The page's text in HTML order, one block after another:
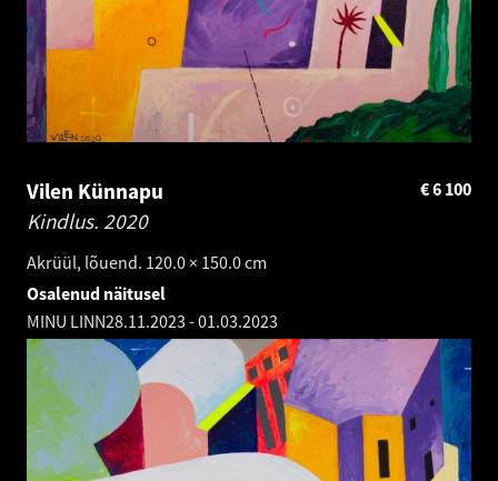
Vilen Künnapu
Kindlus. 2020
Akrüül, lõuend. 120.0 × 150.0 cm
6 100
€
Osalenud näitusel
MINU LINN28.11.2023 -01.03.2023